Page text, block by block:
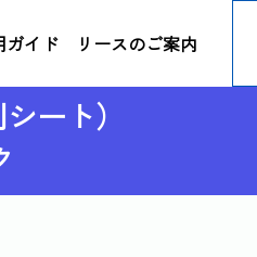
ガイド リースのご案内
ート）